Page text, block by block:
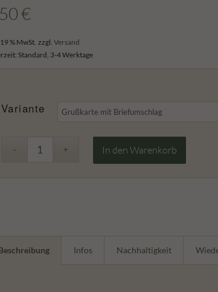
€
% MwSt. zzgl. Versand
Standard, 3-4 Werktage
Variante
In den Warenkorb
Infos Nachhaltigkeit